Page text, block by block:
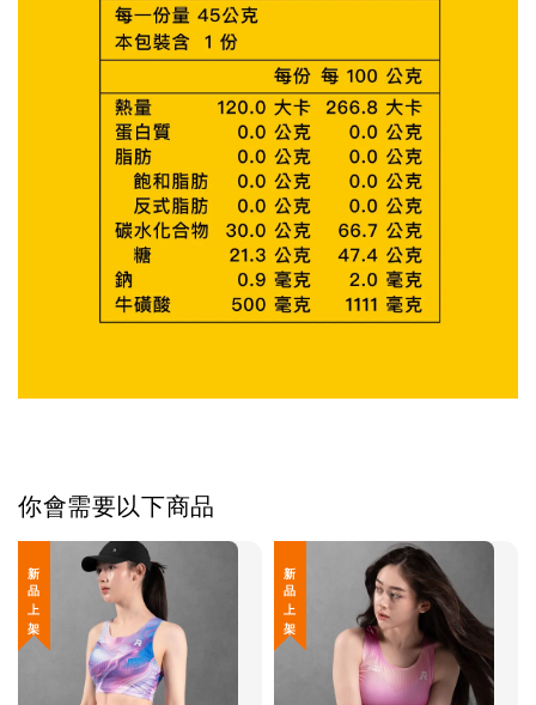
你會需要以下商品
新 品 上 架 新 品 上 架